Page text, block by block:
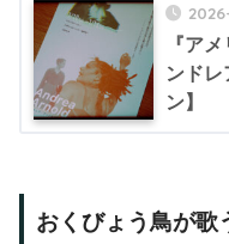
『ア
ンドレ
ン】
おくびょう鳥が歌